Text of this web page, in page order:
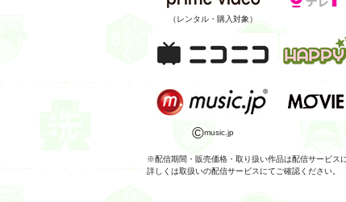
（レンタル・購入対象）
©music.jp
※配信期間・販売価格・取り扱い作品は配信サービス
詳しくは取扱いの配信サービスにてご確認ください。